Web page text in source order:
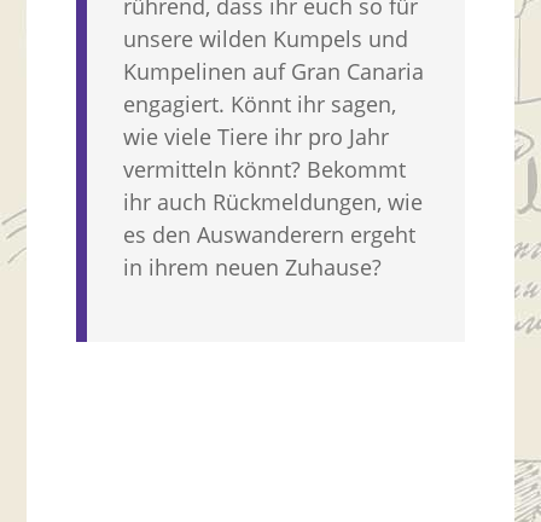
rührend, dass ihr euch so für
unsere wilden Kumpels und
Kumpelinen auf Gran Canaria
engagiert. Könnt ihr sagen,
wie viele Tiere ihr pro Jahr
vermitteln könnt? Bekommt
ihr auch Rückmeldungen, wie
es den Auswanderern ergeht
in ihrem neuen Zuhause?